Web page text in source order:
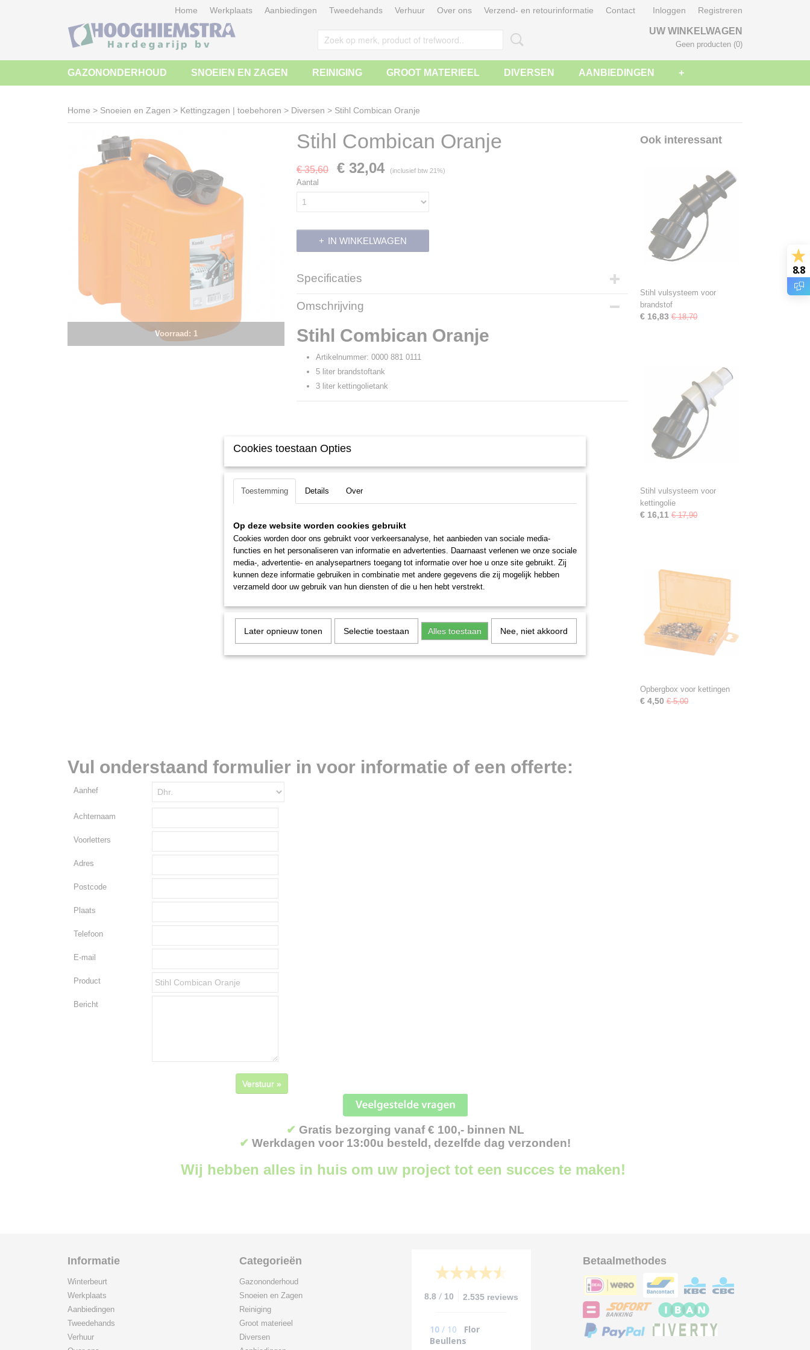
Home Werkplaats Aanbiedingen Tweedehands Verhuur Over ons Verzend- en retourinformatie Contact Inloggen Registreren
UW WINKELWAGEN
Geen producten (0)
GAZONONDERHOUD SNOEIEN EN ZAGEN REINIGING GROOT MATERIEEL DIVERSEN AANBIEDINGEN +
Home > Snoeien en Zagen > Kettingzagen | toebehoren > Diversen > Stihl Combican Oranje
Voorraad: 1
Stihl Combican Oranje
€ 35,60 € 32,04 (inclusief btw 21%)
Aantal
IN WINKELWAGEN
Specificaties
Productcode
Productcode leverancier
Omschrijving
Stihl Combican Oranje
Artikelnummer: 0000 881 0111
5 liter brandstoftank
3 liter kettingolietank
Ook interessant
Stihl vulsysteem voor
brandstof
€ 16,83 € 18,70
Stihl vulsysteem voor
kettingolie
€ 16,11 € 17,90
Opbergbox voor kettingen
€ 4,50 € 5,00
Vul onderstaand formulier in voor informatie of een offerte:
Aanhef
Achternaam
Voorletters
Adres
Postcode
Plaats
Telefoon
E-mail
Product
Bericht
Verstuur »
✔ Gratis bezorging vanaf € 100,- binnen NL
✔ Werkdagen voor 13:00u besteld, dezelfde dag verzonden!
Wij hebben alles in huis om uw project tot een succes te maken!
Informatie
Winterbeurt
Werkplaats
Aanbiedingen
Tweedehands
Verhuur
Categorieën
Gazononderhoud
Snoeien en Zagen
Reiniging
Groot materieel
Diversen
8.8 / 10 2.535 reviews
10 / 10
Flor
Beullens
8.8
Betaalmethodes
Cookies toestaan Opties
Toestemming Details Over
Op deze website worden cookies gebruikt
Cookies worden door ons gebruikt voor verkeersanalyse, het aanbieden van sociale media-
functies en het personaliseren van informatie en advertenties. Daarnaast verlenen we onze sociale
media-, advertentie- en analysepartners toegang tot informatie over hoe u onze site gebruikt. Zij
kunnen deze informatie gebruiken in combinatie met andere gegevens die zij mogelijk hebben
verzameld door uw gebruik van hun diensten of die u hen hebt verstrekt.
Later opnieuw tonen Selectie toestaan Alles toestaan Nee, niet akkoord